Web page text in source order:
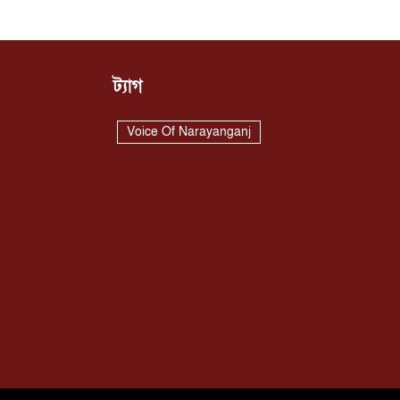
ট্যাগ
Voice Of Narayanganj